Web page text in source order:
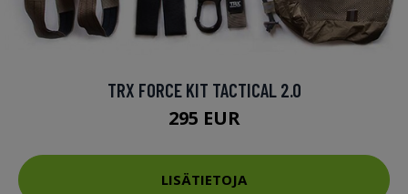
TRX FORCE KIT TACTICAL 2.0
295 EUR
LISÄTIETOJA